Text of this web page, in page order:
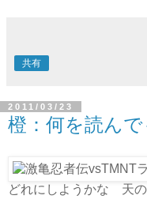
共有
2011/03/23
橙：何を読ん
どれにしようかな 天の